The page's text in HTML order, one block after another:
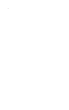
-